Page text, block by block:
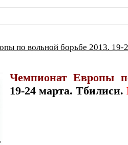
по вольной борьбе 2013. 19-
Чемпионат Европы
19-24 марта. Тбилиси.